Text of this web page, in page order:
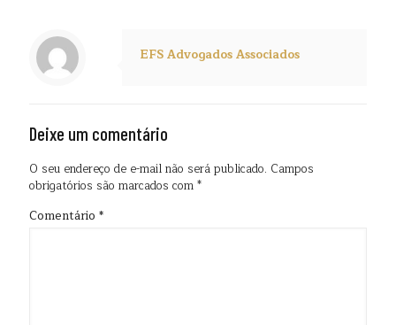
EFS Advogados Associados
Deixe um comentário
O seu endereço de e-mail não será publicado. Campos
obrigatórios são marcados com*
Comentário *